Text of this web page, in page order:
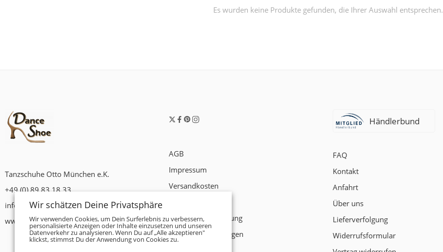
Es wurden keine Produkte gefunden, die Ihrer Auswahl entsprechen.
Tanzschuhe Otto München e.K.
+49 (0) 89 83 18 33
info@tanzschuhe-muenchen.de
www.tanzschuhe-muenchen.de
AGB
Impressum
Versandkosten
Datenschutzerklärung
Zahlungsbedingungen
Händlerbund
FAQ
Kontakt
Anfahrt
Über uns
Lieferverfolgung
Widerrufsformular
Wir schätzen Deine Privatsphäre
Wir verwenden Cookies, um Dein Surferlebnis zu verbessern,
personalisierte Anzeigen oder Inhalte einzusetzen und unseren
Datenverkehr zu analysieren. Wenn Du auf „Alle akzeptieren"
klickst, stimmst Du der Anwendung von Cookies zu.